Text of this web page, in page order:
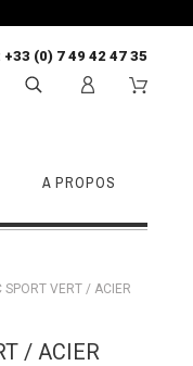
+33 (0) 7 49 42 47 35
A PROPOS
SPORT VERT / ACIER
/ ACIER